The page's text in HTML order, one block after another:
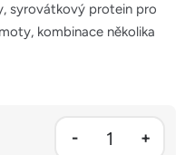
syrovátkový protein pro
kombinace několika